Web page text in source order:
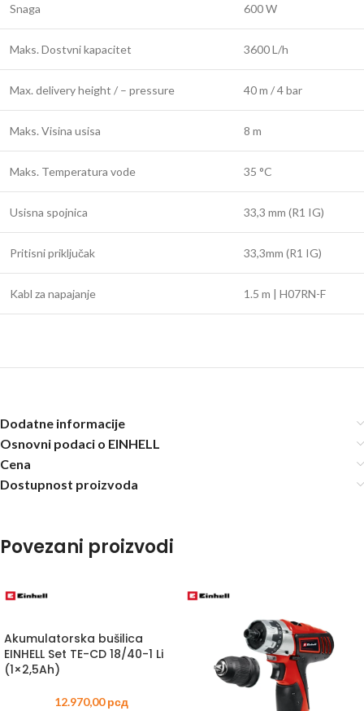
Snaga 600 W
Maks. Dostvni kapacitet 3600 L/h
Max. delivery height / – pressure 40 m / 4 bar
Maks. Visina usisa 8 m
Maks. Temperatura vode 35 °C
Usisna spojnica 33,3 mm (R1 IG)
Pritisni priključak 33,3mm (R1 IG)
Kabl za napajanje 1.5 m | H07RN-F
Dodatne informacije
Osnovni podaci o EINHELL
Cena
Dostupnost proizvoda
Povezani proizvodi
Akumulatorska bušilica
EINHELL Set TE-CD 18/40-1 Li
(1×2,5Ah)
12.970,00рсд